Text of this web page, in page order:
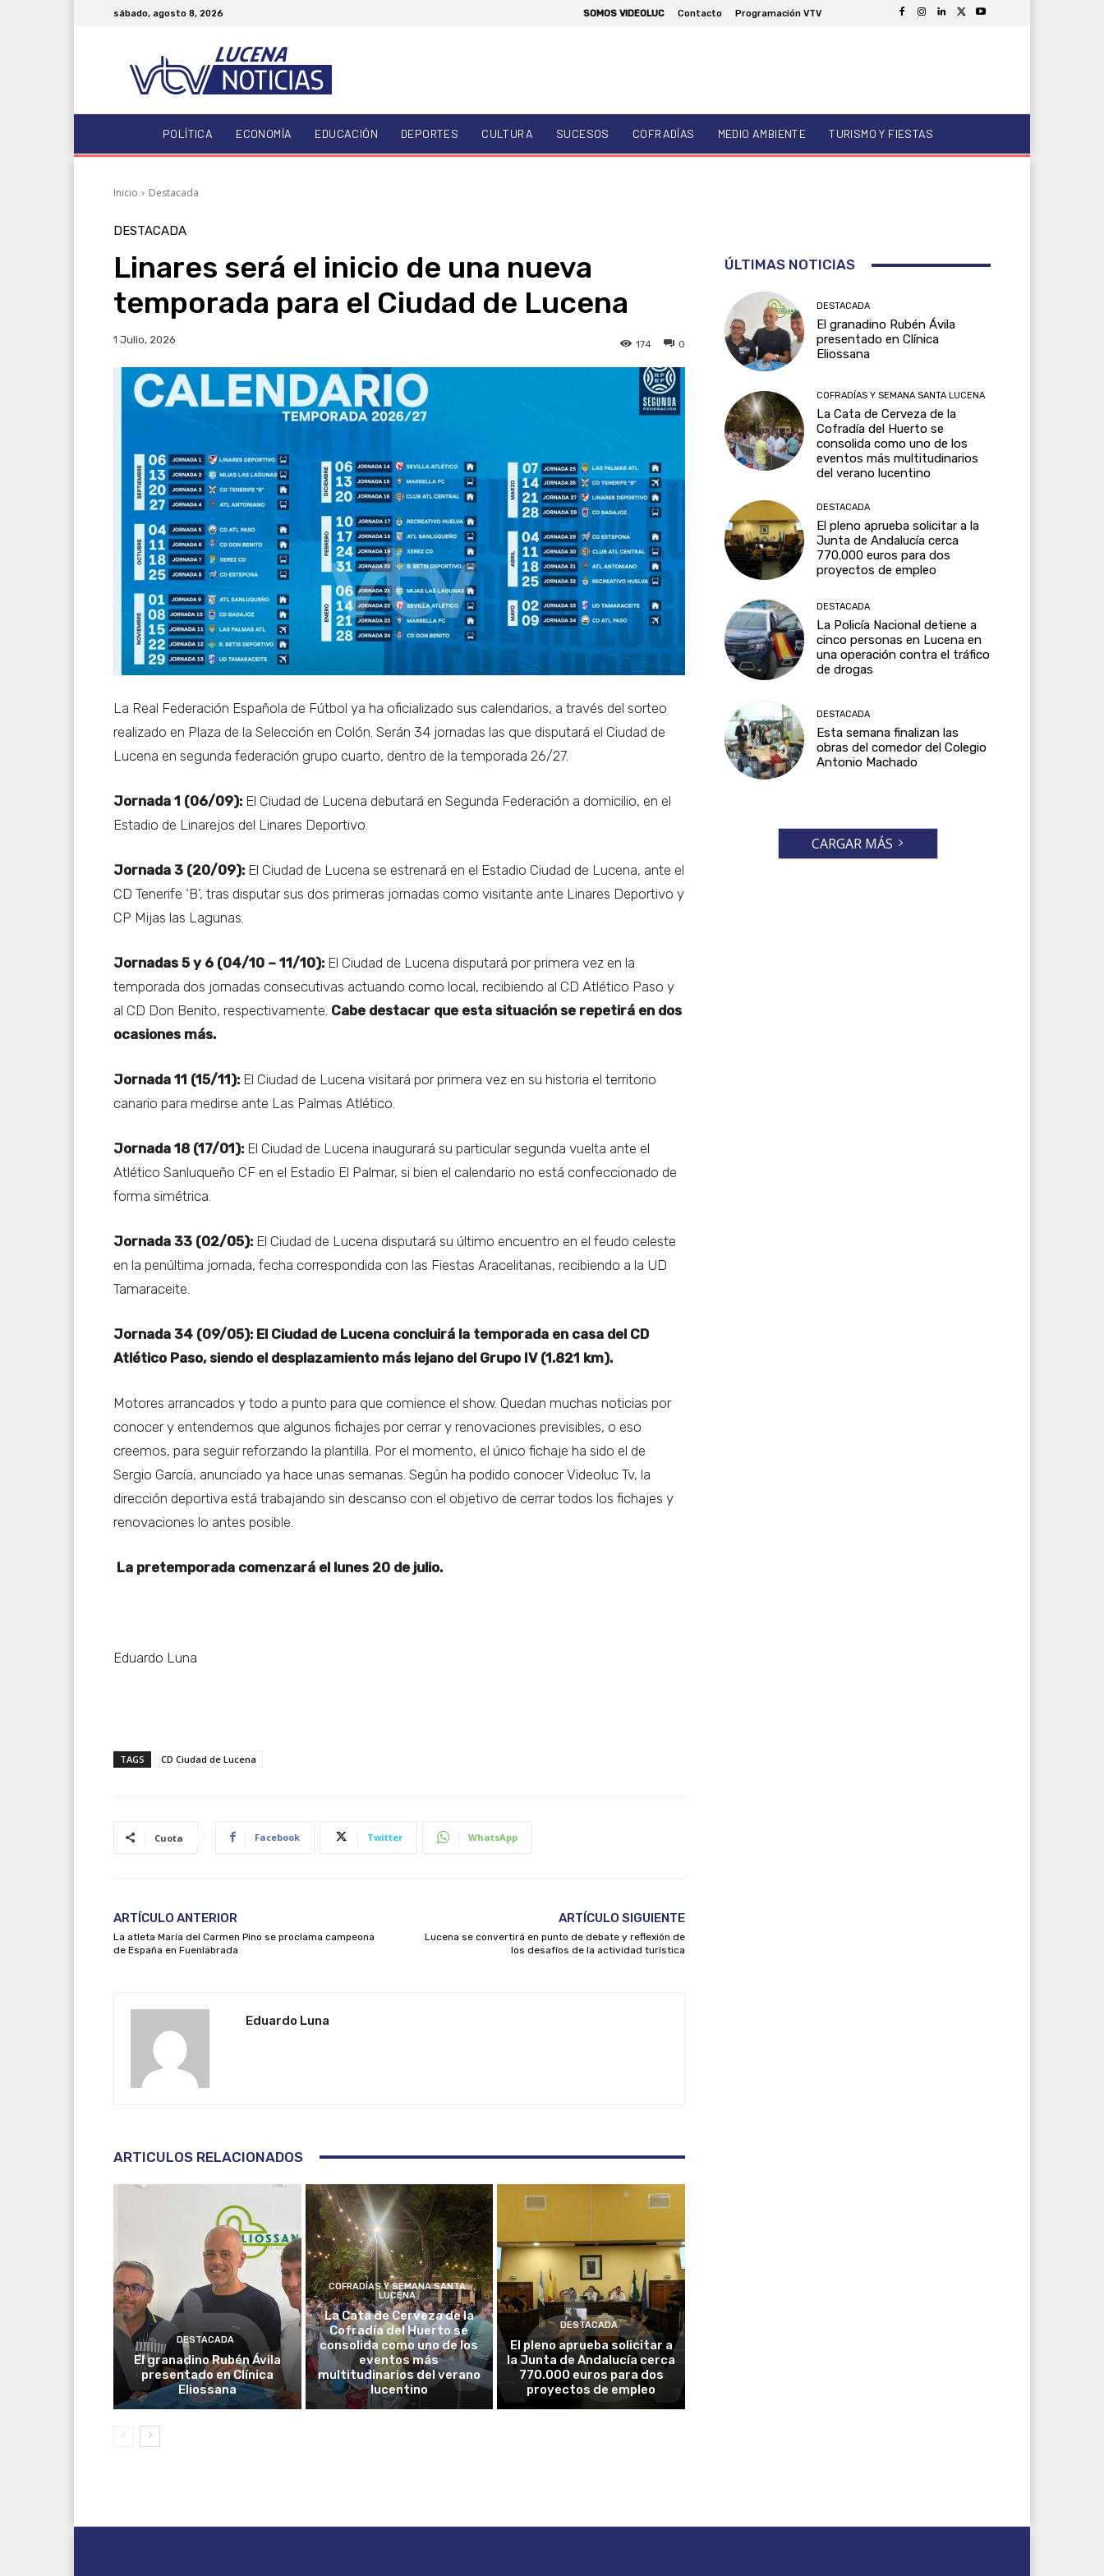
sábado, agosto 8, 2026 SOMOS VIDEOLUC Contacto Programación VTV
POLÍTICA ECONOMÍA EDUCACIÓN DEPORTES CULTURA SUCESOS COFRADÍAS MEDIO AMBIENTE TURISMO Y FIESTAS
Inicio Destacada
DESTACADA
Linares será el inicio de una nueva
temporada para el Ciudad de Lucena
1 Julio, 2026 0
174
La Real Federación Española de Fútbol ya ha oficializado sus calendarios, a través del sorteo
realizado en Plaza de la Selección en Colón. Serán 34 jornadas las que disputará el Ciudad de
Lucena en segunda federación grupo cuarto, dentro de la temporada 26/27.
Jornada 1 (06/09): El Ciudad de Lucena debutará en Segunda Federación a domicilio, en el
Estadio de Linarejos del Linares Deportivo.
Jornada 3 (20/09): El Ciudad de Lucena se estrenará en el Estadio Ciudad de Lucena, ante el
CD Tenerife ‘B’, tras disputar sus dos primeras jornadas como visitante ante Linares Deportivo y
CP Mijas las Lagunas.
Jornadas 5 y 6 (04/10 – 11/10): El Ciudad de Lucena disputará por primera vez en la
temporada dos jornadas consecutivas actuando como local, recibiendo al CD Atlético Paso y
al CD Don Benito, respectivamente. Cabe destacar que esta situación se repetirá en dos
ocasiones más.
Jornada 11 (15/11): El Ciudad de Lucena visitará por primera vez en su historia el territorio
canario para medirse ante Las Palmas Atlético.
Jornada 18 (17/01): El Ciudad de Lucena inaugurará su particular segunda vuelta ante el
Atlético Sanluqueño CF en el Estadio El Palmar, si bien el calendario no está confeccionado de
forma simétrica.
Jornada 33 (02/05): El Ciudad de Lucena disputará su último encuentro en el feudo celeste
en la penúltima jornada, fecha correspondida con las Fiestas Aracelitanas, recibiendo a la UD
Tamaraceite.
Jornada 34 (09/05): El Ciudad de Lucena concluirá la temporada en casa del CD
Atlético Paso, siendo el desplazamiento más lejano del Grupo IV (1.821 km).
Motores arrancados y todo a punto para que comience el show. Quedan muchas noticias por
conocer y entendemos que algunos fichajes por cerrar y renovaciones previsibles, o eso
creemos, para seguir reforzando la plantilla. Por el momento, el único fichaje ha sido el de
Sergio García, anunciado ya hace unas semanas. Según ha podido conocer Videoluc Tv, la
dirección deportiva está trabajando sin descanso con el objetivo de cerrar todos los fichajes y
renovaciones lo antes posible.
La pretemporada comenzará el lunes 20 de julio.
Eduardo Luna
TAGS CD Ciudad de Lucena
Cuota Facebook Twitter WhatsApp
ARTÍCULO ANTERIOR
La atleta María del Carmen Pino se proclama campeona
de España en Fuenlabrada
ARTÍCULO SIGUIENTE
Lucena se convertirá en punto de debate y reflexión de
los desafíos de la actividad turística
Eduardo Luna
ARTICULOS RELACIONADOS
DESTACADA
El granadino Rubén Ávila
presentado en Clínica
Eliossana
COFRADÍAS Y SEMANA SANTA
LUCENA
La Cata de Cerveza de la
Cofradía del Huerto se
consolida como uno de los
eventos más
multitudinarios del verano
lucentino
DESTACADA
El pleno aprueba solicitar a
la Junta de Andalucía cerca
770.000 euros para dos
proyectos de empleo
ÚLTIMAS NOTICIAS
DESTACADA
El granadino Rubén Ávila
presentado en Clínica
Eliossana
COFRADÍAS Y SEMANA SANTA LUCENA
La Cata de Cerveza de la
Cofradía del Huerto se
consolida como uno de los
eventos más multitudinarios
del verano lucentino
DESTACADA
El pleno aprueba solicitar a la
Junta de Andalucía cerca
770.000 euros para dos
proyectos de empleo
DESTACADA
La Policía Nacional detiene a
cinco personas en Lucena en
una operación contra el tráfico
de drogas
DESTACADA
Esta semana finalizan las
obras del comedor del Colegio
Antonio Machado
CARGAR MÁS